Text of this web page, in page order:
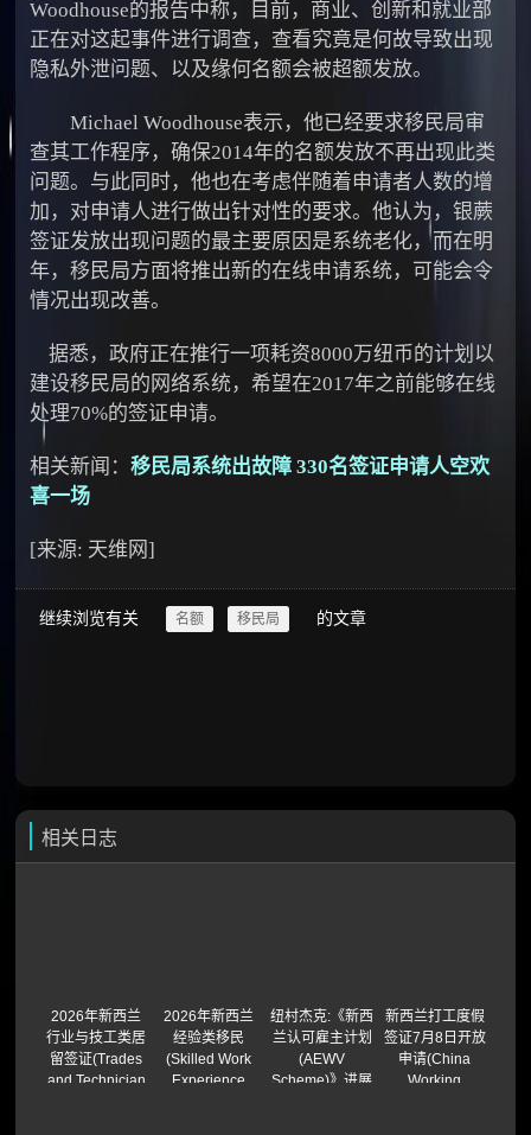
Woodhouse的报告中称，目前，商业、创新和就业部
正在对这起事件进行调查，查看究竟是何故导致出现
隐私外泄问题、以及缘何名额会被超额发放。
Michael Woodhouse表示，他已经要求移民局审
查其工作程序，确保2014年的名额发放不再出现此类
问题。与此同时，他也在考虑伴随着申请者人数的增
加，对申请人进行做出针对性的要求。他认为，银蕨
签证发放出现问题的最主要原因是系统老化，而在明
年，移民局方面将推出新的在线申请系统，可能会令
情况出现改善。
据悉，政府正在推行一项耗资8000万纽币的计划以
建设移民局的网络系统，希望在2017年之前能够在线
处理70%的签证申请。
相关新闻：移民局系统出故障 330名签证申请人空欢
喜一场
[来源: 天维网]
继续浏览有关 名额 移民局 的文章
相关日志
2026年新西兰
行业与技工类居
留签证(Trades
and Technician
2026年新西兰
经验类移民
(Skilled Work
Experience
纽村杰克:《新西
兰认可雇主计划
(AEWV
Scheme)》进展
新西兰打工度假
签证7月8日开放
申请(China
Working